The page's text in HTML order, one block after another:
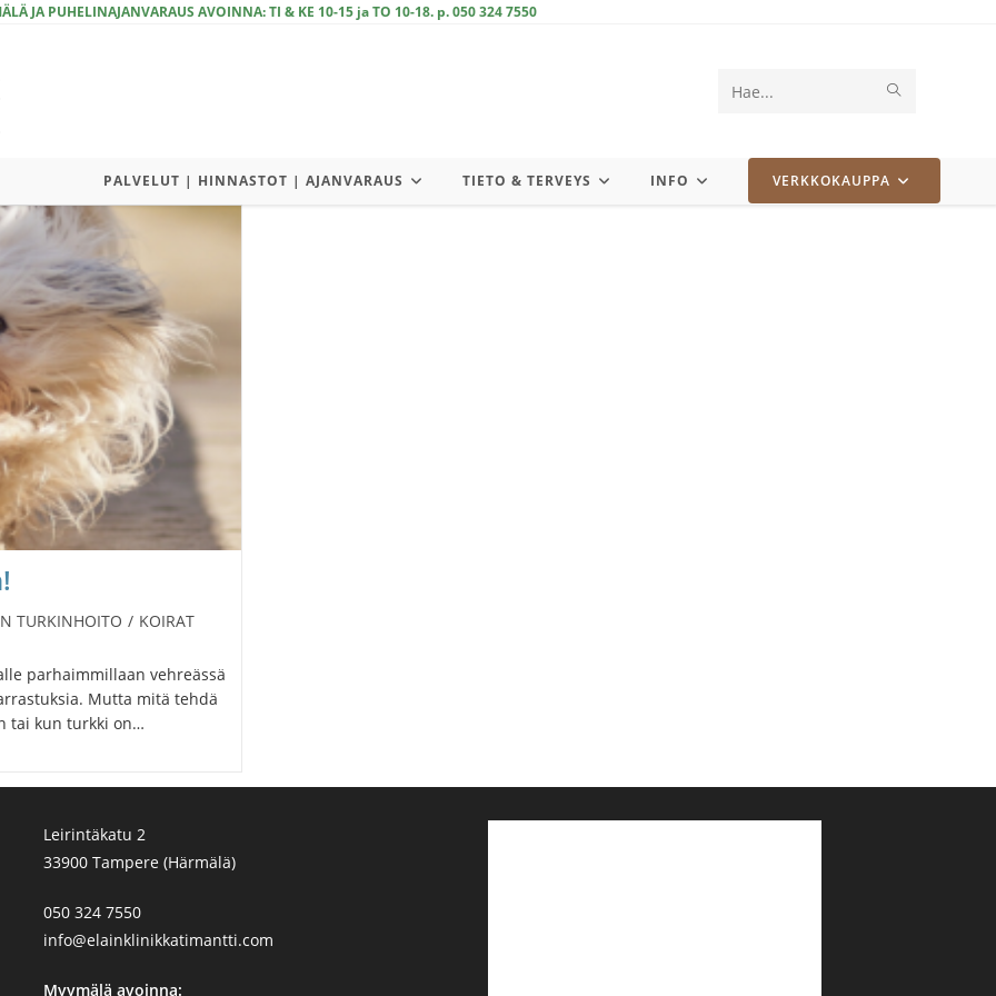
JA PUHELINAJANVARAUS AVOINNA: TI & KE 10-15 ja TO 10-18. p. 050 324 7550
Search
website
PALVELUT | HINNASTOT | AJANVARAUS TIETO & TERVEYS INFO VERKKOKAUPPA
TURKINHOITO / KOIRAT
parhaimmillaan vehreässä
Mutta mitä tehdä
tai kun turkki on…
Leirintäkatu 2
33900 Tampere (Härmälä)
050 324 7550
info@elainklinikkatimantti.com
Myymälä avoinna: